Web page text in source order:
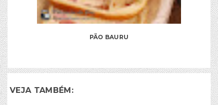
PÃO BAURU
VEJA TAMBÉM: